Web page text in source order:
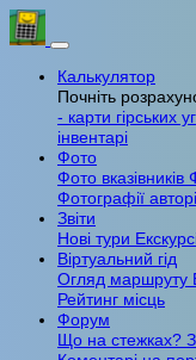
Калькулятор
Почніть
- карти гірських
інвентарі
Фото
Фото вказівників
Фотографії
Звіти
Нові тури
Віртуальний гід
Огляд маршруту
Рейтинг місць
Форум
Що на стежках?